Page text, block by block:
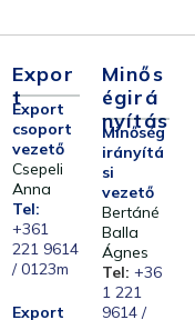
Expor
T
Export
csoport
vezető
Csepeli
Anna
Tel:
+361
221 9614
/ 0123m
Export
Minős
Égirá
Nyítás
Minőség
irányítá
si
vezető
Bertáné
Balla
Ágnes
Tel: +36
1 221
9614 /